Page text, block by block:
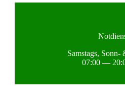
Sams­tags, Sonn-
07:00 —